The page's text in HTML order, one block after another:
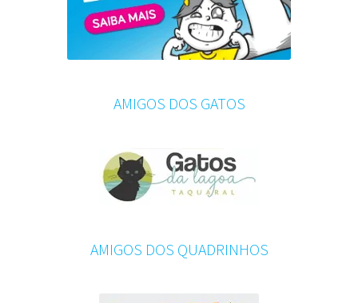
AMIGOS DOS GATOS
AMIGOS DOS QUADRINHOS